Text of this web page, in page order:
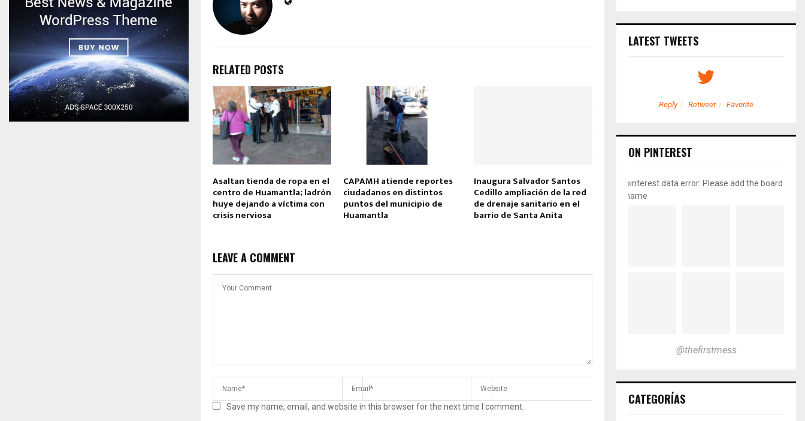
RELATED POSTS
Asaltan tienda de ropa en el
centro de Huamantla; ladrón
huye dejando a víctima con
crisis nerviosa
CAPAMH atiende reportes
ciudadanos en distintos
puntos del municipio de
Huamantla
Inaugura Salvador Santos
Cedillo ampliación de la red
de drenaje sanitario en el
barrio de Santa Anita
LEAVE A COMMENT
Save my name, email, and website in this browser for the next time I comment.
LATEST TWEETS
Retweet Favorite Reply Retweet Favorite
ON PINTEREST
pinterest data error: Please add the board
name
@thefirstmess
CATEGORÍAS